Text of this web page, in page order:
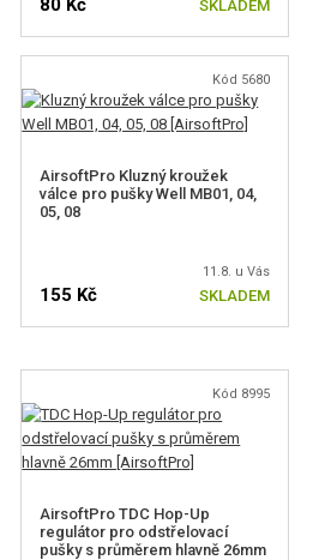
80 Kč SKLADEM
Kód 5680
AirsoftPro Kluzný kroužek
válce pro pušky Well MB01, 04,
05, 08
11.8. u Vás
155 Kč SKLADEM
Kód 8995
AirsoftPro TDC Hop-Up
regulátor pro odstřelovací
pušky s průměrem hlavně 26mm